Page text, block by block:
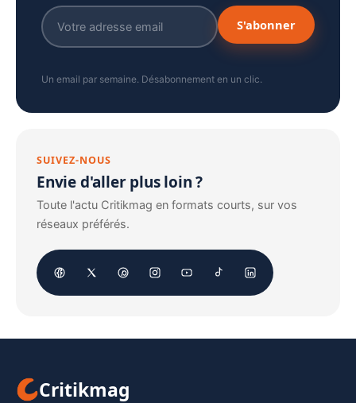
S'abonner
Un email par semaine. Désabonnement en un clic.
SUIVEZ-NOUS
Envie d'aller plus loin ?
Toute l'actu Critikmag en formats courts, sur vos
réseaux préférés.
Critikmag